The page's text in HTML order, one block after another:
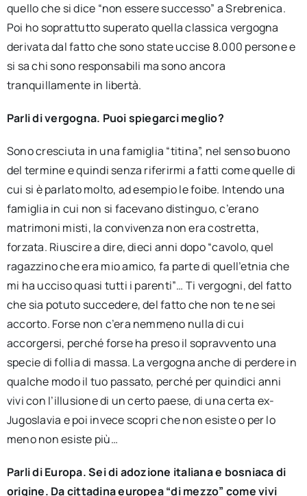
quello che si dice “non essere successo” a Srebrenica.
Poi ho soprattutto superato quella classica vergogna
derivata dal fatto che sono state uccise 8.000 persone e
si sa chi sono responsabili ma sono ancora
tranquillamente in libertà.
Parli di vergogna. Puoi spiegarci meglio?
Sono cresciuta in una famiglia “titina”, nel senso buono
del termine e quindi senza riferirmi a fatti come quelle di
cui si è parlato molto, ad esempio le foibe. Intendo una
famiglia in cui non si facevano distinguo, c’erano
matrimoni misti, la convivenza non era costretta,
forzata. Riuscire a dire, dieci anni dopo “cavolo, quel
ragazzino che era mio amico, fa parte di quell’etnia che
mi ha ucciso quasi tutti i parenti”… Ti vergogni, del fatto
che sia potuto succedere, del fatto che non te ne sei
accorto. Forse non c’era nemmeno nulla di cui
accorgersi, perché forse ha preso il sopravvento una
specie di follia di massa. La vergogna anche di perdere in
qualche modo il tuo passato, perché per quindici anni
vivi con l’illusione di un certo paese, di una certa ex-
Jugoslavia e poi invece scopri che non esiste o per lo
meno non esiste più…
Parli di Europa. Sei di adozione italiana e bosniaca di
origine. Da cittadina europea “di mezzo” come vivi